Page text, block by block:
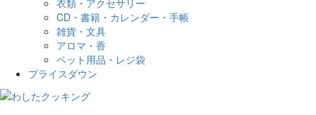
CD・書籍・カレンダー・手帳
雑貨・文具
アロマ・香
ペット用品・レジ袋
プライスダウン